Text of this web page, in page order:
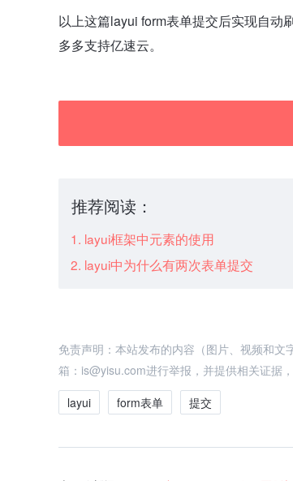
以上这篇layui form表单提交后实现自动
多多支持亿速云。
推荐阅读：
layui框架中元素的使用
layui中为什么有两次表单提交
免责声明：本站发布的内容（图片、视频和
箱：is@yisu.com进行举报，并提供相关证据
layui
form表单 提交